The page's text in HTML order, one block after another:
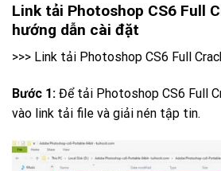
Link tải Photoshop CS6 Full
hướng dẫn cài đặt
>>> Link tải Photoshop CS6 Full
Bước 1: Để tải Photoshop CS6 Full
vào link tải file và giải nén tập tin.